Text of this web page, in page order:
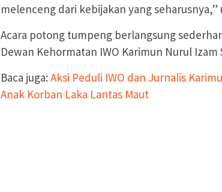
melenceng dari kebijakan yang seharusnya,”
Acara potong tumpeng berlangsung
Dewan Kehormatan IWO Karimun Nurul Izam
Baca juga: Aksi Peduli IWO dan Jurnalis
Anak Korban Laka Lantas Maut